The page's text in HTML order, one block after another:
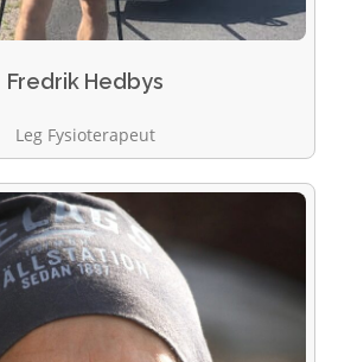
Fredrik Hedbys
Leg Fysioterapeut